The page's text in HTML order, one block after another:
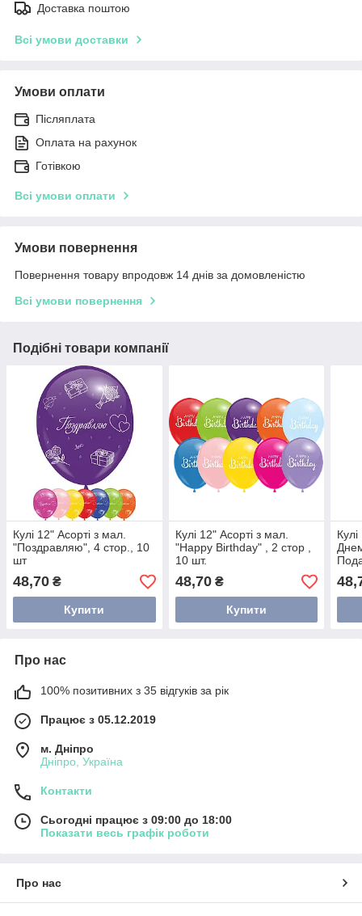
Доставка поштою
Всі умови доставки
Умови оплати
Післяплата
Оплата на рахунок
Готівкою
Всі умови оплати
Умови повернення
Повернення товару впродовж 14 днів за домовленістю
Всі умови повернення
Подібні товари компанії
Кулі 12" Асорті з мал.
"Поздравляю", 4 стор., 10
шт
48,70 ₴
Купити
Кулі 12" Асорті з мал.
"Happy Birthday" , 2 стор ,
10 шт.
48,70₴
Купити
Про нас
100% позитивних з 35 відгуків за рік
Працює з 05.12.2019
м. Дніпро
Дніпро, Україна
Контакти
Сьогодні працює з 09:00 до 18:00
Показати весь графік роботи
Про нас